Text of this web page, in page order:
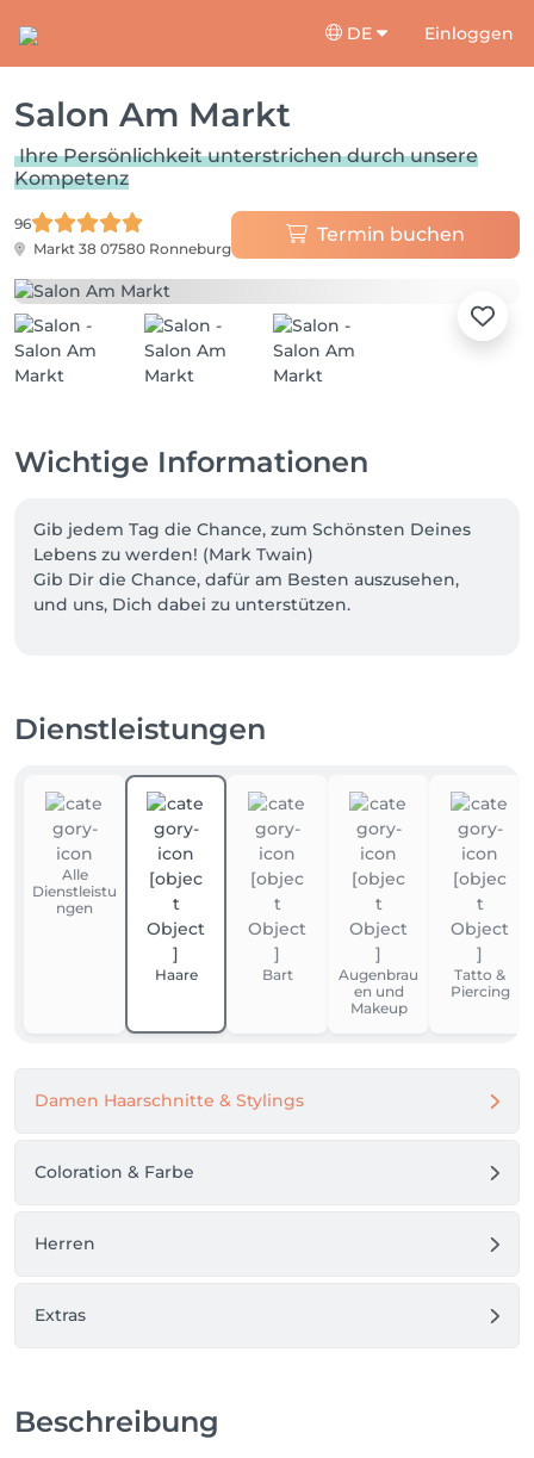
DE Einloggen
Salon Am Markt
Ihre Persönlichkeit unterstrichen durch unsere
Kompetenz
96
Markt 38 07580 Ronneburg
Termin buchen
Wichtige Informationen
Gib jedem Tag die Chance, zum Schönsten Deines
Lebens zu werden! (Mark Twain)
Gib Dir die Chance, dafür am Besten auszusehen,
und uns, Dich dabei zu unterstützen.
Schnitt, Farbe, Pflege oder Styling geht.
Herrenfach, bei modernen Strähnen Techniken,
permanenter
Haarglättung und festlichen Steckfrisuren für jeden
Anlass.
Willkommen im Salon Am Markt in Ronneburg,
schön dass Sie hier sind!
Dienstleistungen
Alle
Dienstleistu
ngen
Haare Bart
Augenbrau
en und
Makeup
Tatto &
Piercing
Damen Haarschnitte & Stylings
Coloration & Farbe
Herren
Extras
Beschreibung